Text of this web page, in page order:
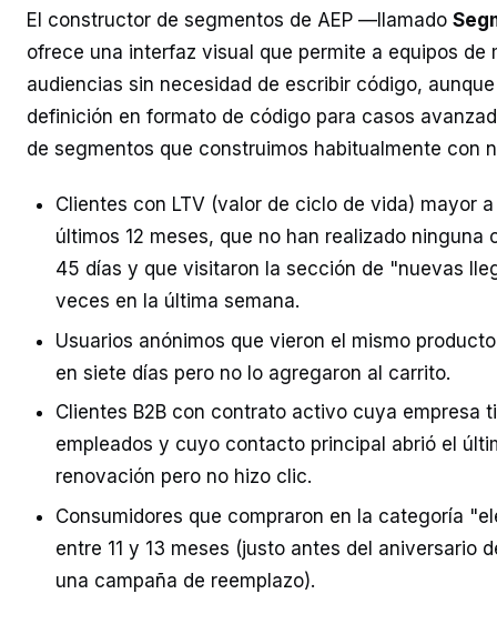
El constructor de segmentos de AEP —llamado
ofrece una interfaz visual que permite a equipos de
audiencias sin necesidad de escribir código,
definición en formato de código para casos
de segmentos que construimos habitualmente con
Clientes con LTV (valor de ciclo de vida) mayor
últimos 12 meses, que no han realizado ninguna
45 días y que visitaron la sección de "nuevas
veces en la última semana.
Usuarios anónimos que vieron el mismo
en siete días pero no lo agregaron al carrito.
Clientes B2B con contrato activo cuya empresa
empleados y cuyo contacto principal abrió el
renovación pero no hizo clic.
Consumidores que compraron en la categoría
entre 11 y 13 meses (justo antes del aniversario
una campaña de reemplazo).